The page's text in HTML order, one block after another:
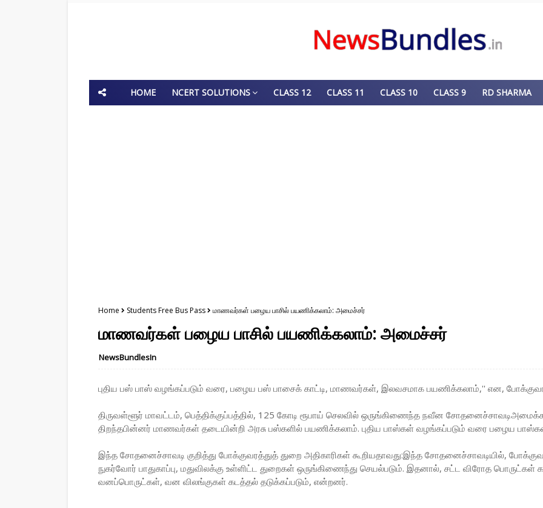
HOME NCERT SOLUTIONS CLASS 12 CLASS 11 CLASS 10 CLASS 9 RD SHARMA
Home Students Free Bus Pass மாணவர்கள் பழைய பாசில் பயணிக்கலாம்: அமைச்சர்
மாணவர்கள் பழைய பாசில் பயணிக்கலாம்: அமைச்சர்
NewsBundlesIn
புதிய பஸ் பாஸ் வழங்கப்படும் வரை, பழைய பஸ் பாசைக் காட்டி, மாணவர்கள், இலவசமாக பயணிக்கலாம்,'' என,
திருவள்ளூர் மாவட்டம், பெத்திக்குப்பத்தில், 125 கோடி ரூபாய் செலவில் ஒருங்கிணைந்த நவீன
திறந்தபின்னர் மாணவர்கள் தடையின்றி அரசு பஸ்களில் பயணிக்கலாம். புதிய பாஸ்கள் வழங்கப்படும் வரை பழைய
இந்த சோதனைச்சாவடி குறித்து போக்குவரத்துத் துறை அதிகாரிகள் கூறியதாவது:இந்த சோதனைச்சாவடியில்,
நுகர்வோர் பாதுகாப்பு, மதுவிலக்கு உள்ளிட்ட துறைகள் ஒருங்கிணைந்து செயல்படும். இதனால், சட்ட விரோத
வனப்பொருட்கள், வன விலங்குகள் கடத்தல் தடுக்கப்படும், என்றனர்.